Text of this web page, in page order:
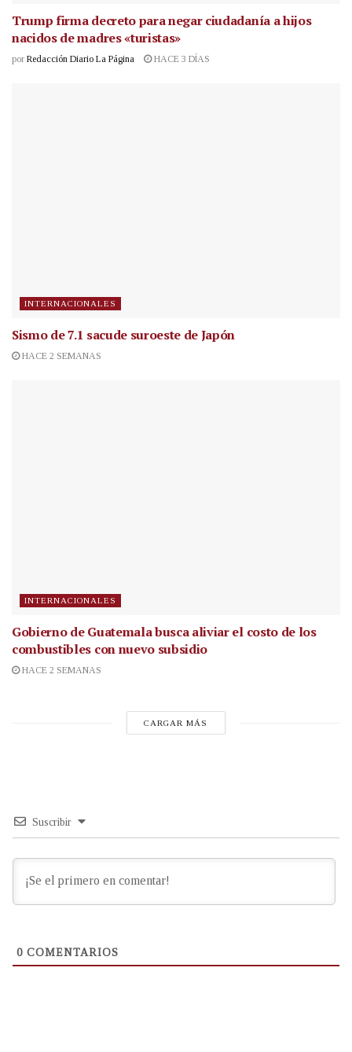
Trump firma decreto para negar ciudadanía a hijos
nacidos de madres «turistas»
por Redacción Diario La Página HACE 3 DÍAS
INTERNACIONALES
Sismo de 7.1 sacude suroeste de Japón
HACE 2 SEMANAS
INTERNACIONALES
Gobierno de Guatemala busca aliviar el costo de los
combustibles con nuevo subsidio
HACE 2 SEMANAS
CARGAR MÁS
Suscribir
0 COMENTARIOS